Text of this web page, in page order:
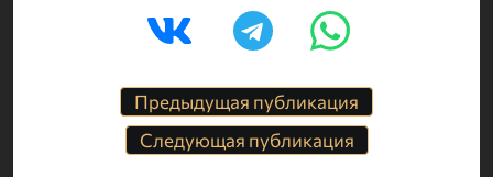
Предыдущая публикация
Следующая публикация